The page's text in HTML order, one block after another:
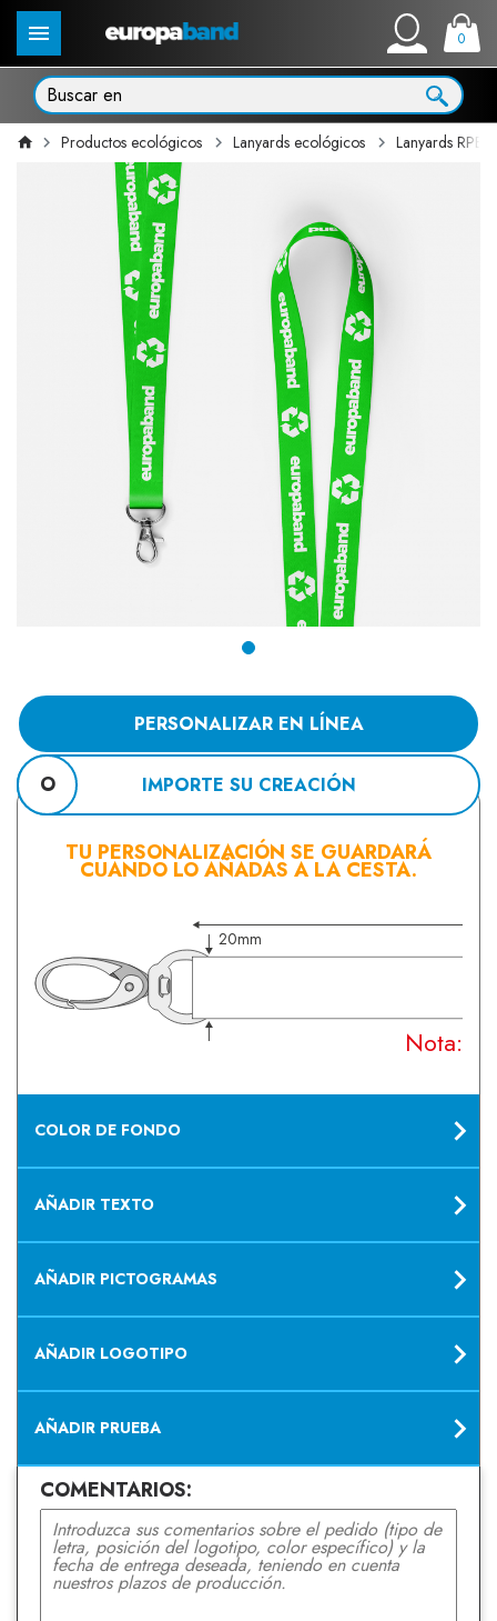
0
Productos ecológicos Lanyards ecológicos Lanyards
PERSONALIZAR EN LÍNEA
O IMPORTE SU CREACIÓN
TU PERSONALIZACIÓN SE GUARDARÁ
CUANDO LO AÑADAS A LA CESTA.
20mm
Nota:
COLOR DE FONDO
AÑADIR TEXTO
AÑADIR PICTOGRAMAS
AÑADIR LOGOTIPO
AÑADIR PRUEBA
COMENTARIOS: